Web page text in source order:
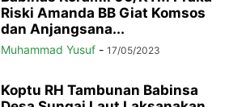
Riski Amanda BB Giat Komsos
dan Anjangsana...
Muhammad Yusuf - 17/05/2023
Koptu RH Tambunan Babinsa